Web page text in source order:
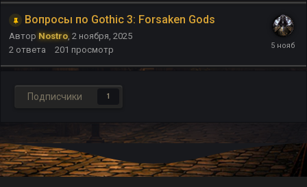
Вопросы по Gothic 3: Forsaken Gods
Автор Nostro, 2 ноября, 2025
2 ответа 201 просмотр
Подписчики 1